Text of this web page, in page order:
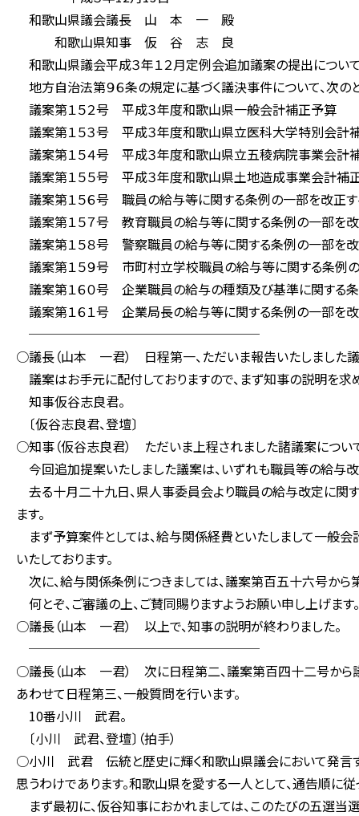
和歌山県議会議長 山 本 一 殿
和歌山県知事 仮 谷 志 良
和歌山県議会平成３年１２月定例会追加議案の提出につい
地方自治法第９６条の規定に基づく議決事件について、次の
議案第１５２号 平成３年度和歌山県一般会計補正予算
議案第１５３号 平成３年度和歌山県立医科大学特別会計
議案第１５４号 平成３年度和歌山県立五稜病院事業会計
議案第１５５号 平成３年度和歌山県土地造成事業会計補
議案第１５６号 職員の給与等に関する条例の一部を改正
議案第１５７号 教育職員の給与等に関する条例の一部を
議案第１５８号 警察職員の給与等に関する条例の一部を
議案第１５９号 市町村立学校職員の給与等に関する条例
議案第１６０号 企業職員の給与の種類及び基準に関する
議案第１６１号 企業局長の給与等に関する条例の一部を
──────────────────
○議長（山本 一君） 日程第一、ただいま報告いたしました
議案はお手元に配付しておりますので、まず知事の説明を求
知事仮谷志良君。
〔仮谷志良君、登壇〕
○知事（仮谷志良君） ただいま上程されました諸議案につい
今回追加提案いたしました議案は、いずれも職員等の給与
去る十月二十九日、県人事委員会より職員の給与改定に関
ます。
まず予算案件としては、給与関係経費といたしまして一般
いたしております。
次に、給与関係条例につきましては、議案第百五十六号から
何とぞ、ご審議の上、ご賛同賜りますようお願い申し上げます。
○議長（山本 一君） 以上で、知事の説明が終わりました。
──────────────────
○議長（山本 一君） 次に日程第二、議案第百四十二号から
あわせて日程第三、一般質問を行います。
10番小川 武君。
〔小川 武君、登壇〕（拍手）
○小川 武君 伝統と歴史に輝く和歌山県議会において発言す
思うわけであります。和歌山県を愛する一人として、通告順に従
まず最初に、仮谷知事におかれましては、このたびの五選当